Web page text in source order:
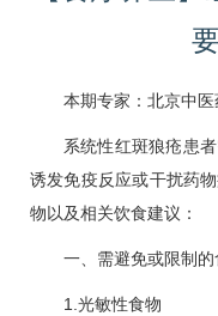
本期专家：北京中
系统性红斑狼疮患
诱发免疫反应或干扰药
物以及相关饮食建议：
一、需避免或限制的
1.光敏性食物